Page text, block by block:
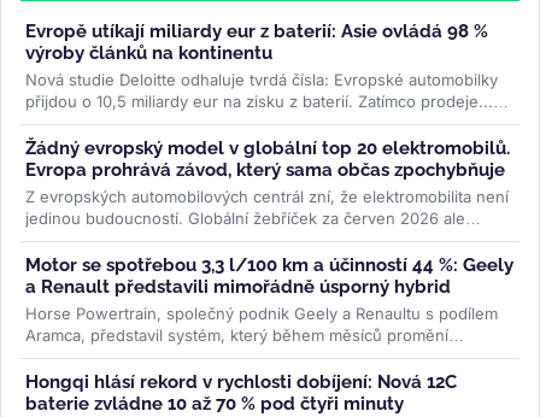
Evropě utíkají miliardy eur z baterií: Asie ovládá 98 %
výroby článků na kontinentu
Nová studie Deloitte odhaluje tvrdá čísla: Evropské automobilky
přijdou o 10,5 miliardy eur na zisku z baterií. Zatímco prodeje...
>>
Žádný evropský model v globální top 20 elektromobilů.
Evropa prohrává závod, který sama občas zpochybňuje
Z evropských automobilových centrál zní, že elektromobilita není
jedinou budoucností. Globální žebříček za červen 2026 ale
ukazuje...>>
Motor se spotřebou 3,3 l/100 km a účinností 44 %: Geely
a Renault představili mimořádně úsporný hybrid
Horse Powertrain, společný podnik Geely a Renaultu s podílem
Aramca, představil systém, který během měsíců promění
elektromobilovou...>>
Hongqi hlásí rekord v rychlosti dobíjení: Nová 12C
baterie zvládne 10 až 70 % pod čtyři minuty